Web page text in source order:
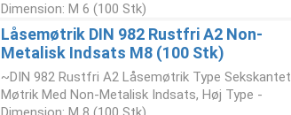
Dimension: M 6 (100 Stk)
Låsemøtrik DIN 982 Rustfri A2 Non-
Metalisk Indsats M8 (100 Stk)
~DIN 982 Rustfri A2 Låsemøtrik Type Sekskantet
Møtrik Med Non-Metalisk Indsats, Høj Type -